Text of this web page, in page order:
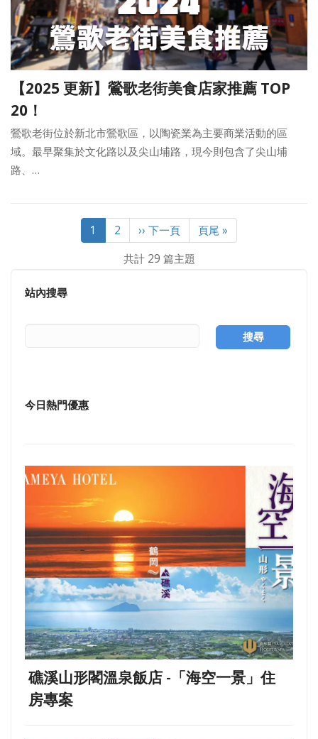
【2025 更新】鶯歌老街美食店家推薦 TOP
20！
鶯歌老街位於新北市鶯歌區，以陶瓷業為主要商業活動的區
域。最早聚集於文化路以及尖山埔路，現今則包含了尖山埔
路、…
目
前
1 Page
2
下
一
頁
›› 下一頁
Last
page
頁尾 »
共計 29 篇主題
站內搜尋
搜尋
今日熱門優惠
礁溪山形閣溫泉飯店 -「海空一景」住
房專案